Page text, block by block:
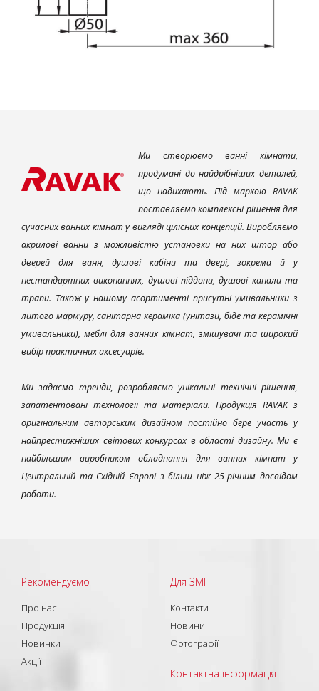
Ми створюємо ванні кімнати,
продумані до найдрібніших деталей,
що надихають. Під маркою RAVAK
поставляємо комплексні рішення для
сучасних ванних кімнат у вигляді цілісних концепцій. Виробляємо
акрилові ванни з можливістю установки на них штор або
дверей для ванн, душові кабіни та двері, зокрема й у
нестандартних виконаннях, душові піддони, душові канали та
трапи. Також у нашому асортименті присутні умивальники з
литого мармуру, санітарна кераміка (унітази, біде та керамічні
умивальники), меблі для ванних кімнат, змішувачі та широкий
вибір практичних аксесуарів.
Ми задаємо тренди, розробляємо унікальні технічні рішення,
запатентовані технології та матеріали. Продукція RAVAK з
оригінальним авторським дизайном постійно бере участь у
найпрестижніших світових конкурсах в області дизайну. Ми є
найбільшим виробником обладнання для ванних кімнат у
Центральній та Східній Європі з більш ніж 25-річним досвідом
роботи.
Рекомендуємо
Про нас
Продукція
Новинки
Акції
Для ЗМІ
Контакти
Новини
Фотографії
Контактна інформація